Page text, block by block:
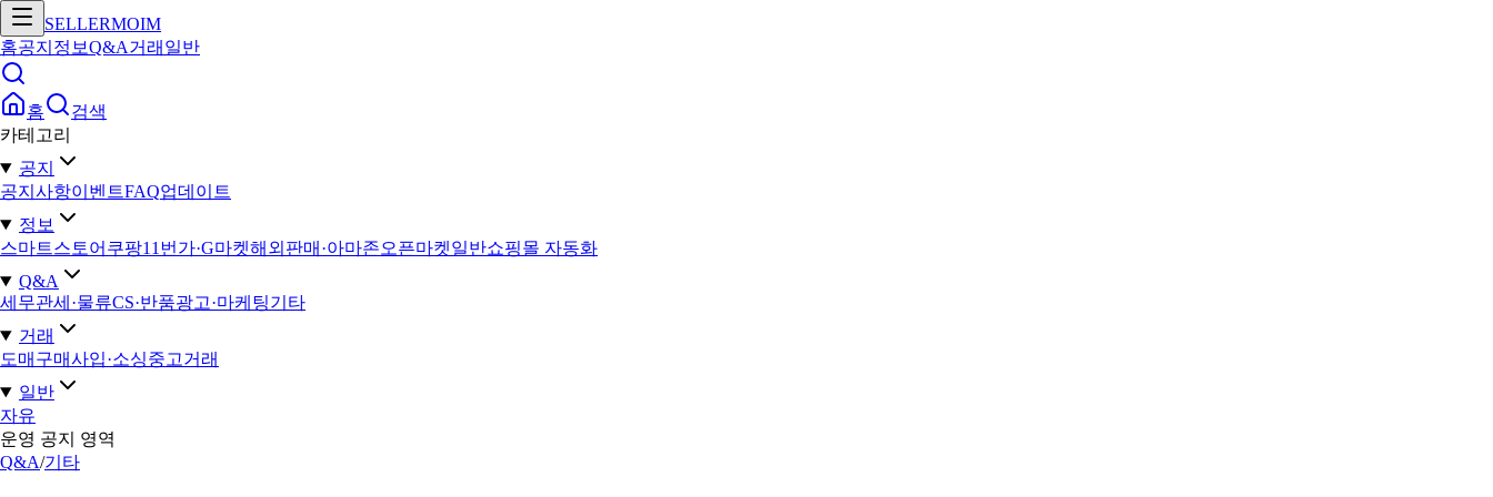
SELLERMOIM
홈공지 정보Q&A거래 일반
홈
검색
카테고리
공지
공지사항이벤트FAQ업데이트
정보
스마트스토어 쿠팡11번가·G마켓해외판매·아마존오픈마켓일반쇼핑몰 자동화
Q&A
세무관세·물류CS·반품광고·마케팅기타
거래
도매구매사입·소싱중고거래
일반
자유
운영 공지 영역
Q&A/기타